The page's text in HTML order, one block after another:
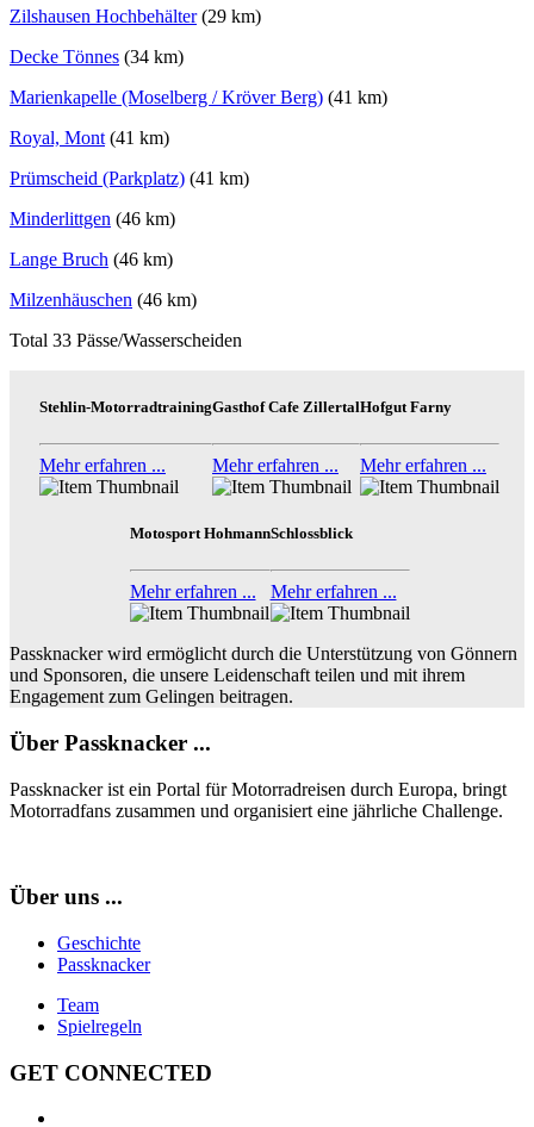
Zilshausen Hochbehälter(29 km)
Decke Tönnes (34 km)
Marienkapelle (Moselberg / Kröver Berg) (41 km)
Royal, Mont(41 km)
Prümscheid (Parkplatz) (41 km)
Minderlittgen (46 km)
Lange Bruch (46 km)
Milzenhäuschen (46 km)
Total 33 Pässe/Wasserscheiden
Stehlin-Motorradtraining
Mehr erfahren ...
Gasthof Cafe Zillertal
Mehr erfahren ...
Hofgut Farny
Mehr erfahren ...
Motosport Hohmann
Mehr erfahren ...
Schlossblick
Mehr erfahren ...
Passknacker wird ermöglicht durch die Unterstützung von Gönnern
und Sponsoren, die unsere Leidenschaft teilen und mit ihrem
Engagement zum Gelingen beitragen.
Über Passknacker ...
Passknacker ist ein Portal für Motorradreisen durch Europa, bringt
Motorradfans zusammen und organisiert eine jährliche Challenge.
Über uns ...
Geschichte
Passknacker
Team
Spielregeln
GET CONNECTED